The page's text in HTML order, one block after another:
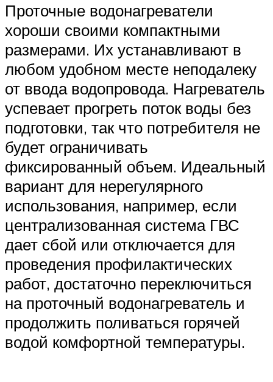
Проточные водонагреватели
хороши своими компактными
размерами. Их устанавливают в
любом удобном месте неподалеку
от ввода водопровода. Нагреватель
успевает прогреть поток воды без
подготовки, так что потребителя не
будет ограничивать
фиксированный объем. Идеальный
вариант для нерегулярного
использования, например, если
централизованная система ГВС
дает сбой или отключается для
проведения профилактических
работ, достаточно переключиться
на проточный водонагреватель и
продолжить поливаться горячей
водой комфортной температуры.